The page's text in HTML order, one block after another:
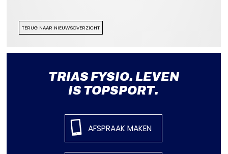
TERUG NAAR NIEUWSOVERZICHT
TRIAS FYSIO. LEVEN
IS TOPSPORT.
AFSPRAAK MAKEN